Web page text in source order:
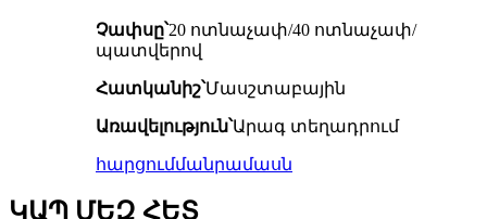
Չափսը՝20 ոտնաչափ/40 ոտնաչափ/
պատվերով
Հատկանիշ՝Մասշտաբային
Առավելություն՝Արագ տեղադրում
հարցումմանրամասն
ԿԱՊ ՄԵԶ ՀԵՏ